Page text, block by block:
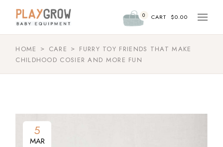
0 CART $0.00
HOME CARE
FURRY TOY FRIENDS THAT MAKE
CHILDHOOD COSIER AND MORE FUN
5
MAR